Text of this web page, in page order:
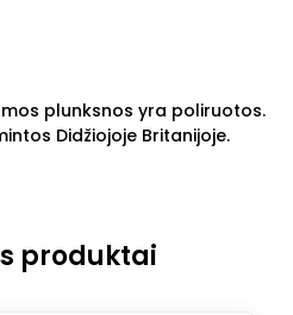
plunksnos yra poliruotos.
Didžiojoje Britanijoje.
produktai